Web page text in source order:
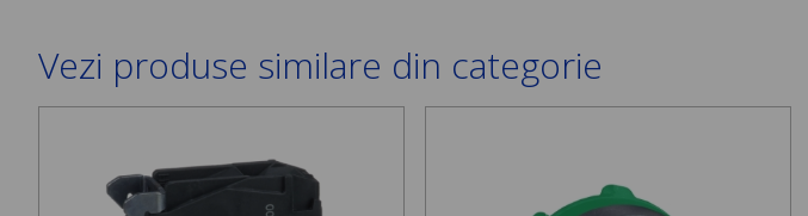
Vezi produse similare din categorie